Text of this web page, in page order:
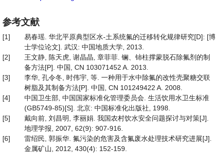
参考文献
[1]
易春瑶. 华北平原典型区水-土系统氟的迁移转化规律研究[D]: [博
士学位论文]. 武汉: 中国地质大学, 2013.
[2]
王文静, 陈天虎, 谢晶晶, 章菲菲. 镧、铈柱撑蒙脱石除氟剂的制
备方法[P]. 中国, CN 103071452 A. 2013.
[3]
李华, 孔令冬, 时伟宇, 等. 一种用于水中除氟的改性壳聚糖交联
树脂及其制备方法[P]. 中国, CN 101249422 A. 2008.
[4]
中国卫生部, 中国国家标准化管理委员会. 生活饮用水卫生标准
(GB5749-85)[S]. 北京: 中国标准化出版社, 1998.
[5]
戴向前, 刘昌明, 李丽娟. 我国农村饮水安全问题探讨与对策[J].
地理学报, 2007, 62(9): 907-916.
[6]
雷绍民, 郭振华. 氟污染的危害及含氟废水处理技术研究进展[J].
金属矿山, 2012, 430(4): 152-159.